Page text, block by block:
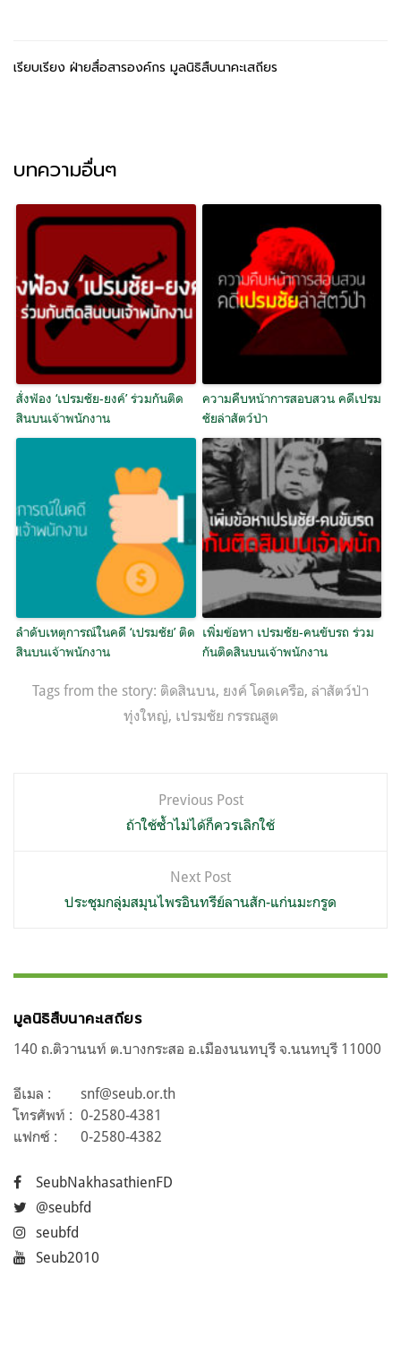
เรียบเรียง ฝ่ายสื่อสารองค์กร มูลนิธิสืบนาคะเสถียร
บทความอื่นๆ
สั่งฟ้อง ‘เปรมชัย-ยงค์’ ร่วมกันติด
สินบนเจ้าพนักงาน
ความคืบหน้าการสอบสวน คดีเปรม
ชัยล่าสัตว์ป่า
ลำดับเหตุการณ์ในคดี ‘เปรมชัย’ ติด
สินบนเจ้าพนักงาน
เพิ่มข้อหา เปรมชัย-คนขับรถ ร่วม
กันติดสินบนเจ้าพนักงาน
Tags from the story: ติดสินบน, ยงค์ โดดเครือ, ล่าสัตว์ป่า
ทุ่งใหญ่, เปรมชัย กรรณสูต
Previous Post
ถ้าใช้ซ้ำไม่ได้ก็ควรเลิกใช้
Next Post
ประชุมกลุ่มสมุนไพรอินทรีย์ลานสัก-แก่นมะกรูด
มูลนิธิสืบนาคะเสถียร
140 ถ.ติวานนท์ ต.บางกระสอ อ.เมืองนนทบุรี จ.นนทบุรี 11000
อีเมล :
snf@seub.or.th
โทรศัพท์ : 0-2580-4381
แฟกซ์ :
0-2580-4382
SeubNakhasathienFD
@seubfd
seubfd
Seub2010